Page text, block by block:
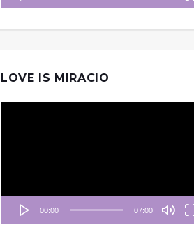
LOVE IS MIRACIO
00:00 07:00